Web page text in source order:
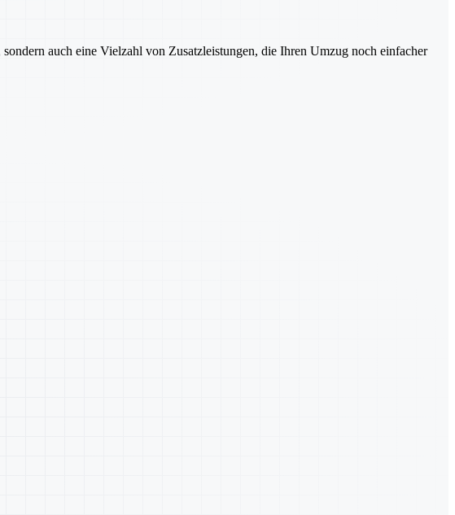
auch eine Vielzahl von Zusatzleistungen, die Ihren Umzug noch einfacher